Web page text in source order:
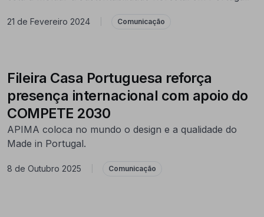
21 de Fevereiro 2024 Comunicação
Fileira Casa Portuguesa reforça
presença internacional com apoio do
COMPETE 2030
APIMA coloca no mundo o design e a qualidade do
Made in Portugal.
8 de Outubro 2025 Comunicação